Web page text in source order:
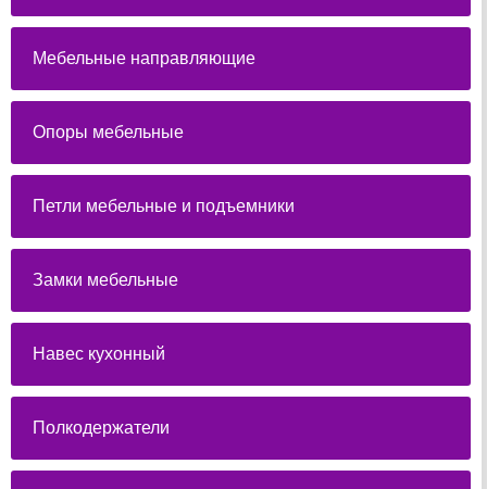
Мебельные направляющие
Опоры мебельные
Петли мебельные и подъемники
Замки мебельные
Навес кухонный
Полкодержатели